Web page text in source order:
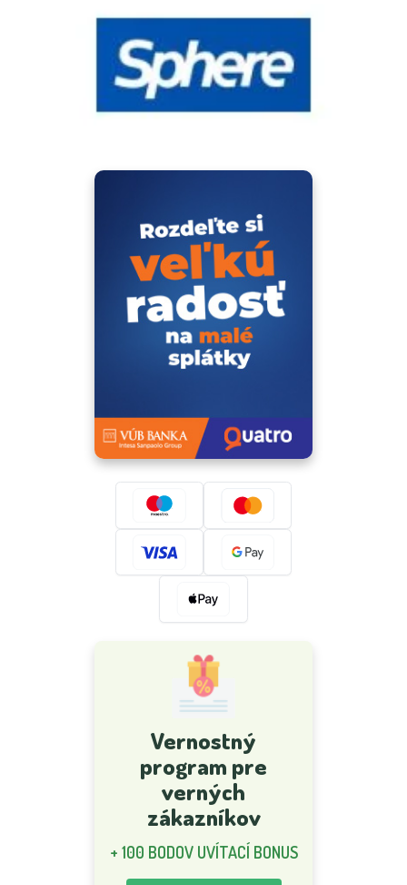
Vernostný
program pre
verných
zákazníkov
+ 100 BODOV UVÍTACÍ BONUS